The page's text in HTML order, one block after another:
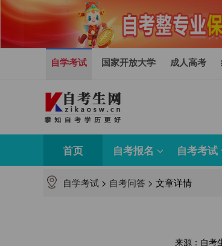
自学考试 国家开放大学 成人高考
首页 自考报名 自考考试
自学考试 > 自考问答 > 文章详情
来源：自考